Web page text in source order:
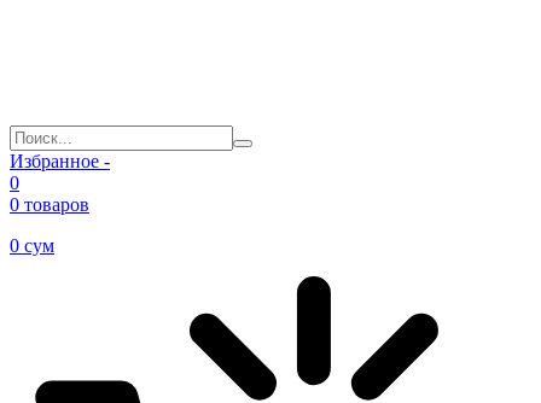
Избранное -
0
0 товаров
0 сум